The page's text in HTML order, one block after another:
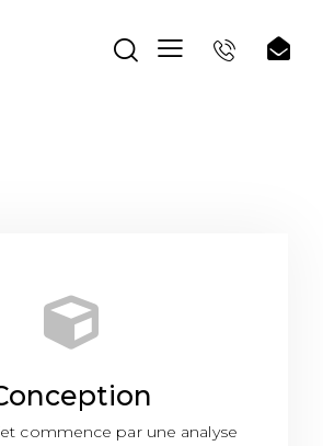
commence par une analyse